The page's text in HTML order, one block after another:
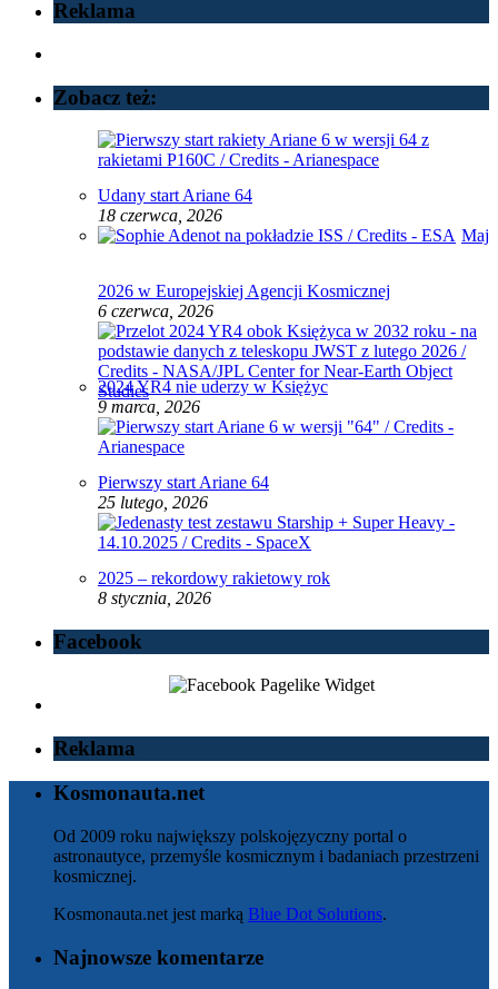
Reklama
Zobacz też:
Udany start Ariane 64
18 czerwca, 2026
Maj
2026 w Europejskiej Agencji Kosmicznej
6 czerwca, 2026
2024 YR4 nie uderzy w Księżyc
9 marca, 2026
Pierwszy start Ariane 64
25 lutego, 2026
2025 – rekordowy rakietowy rok
8 stycznia, 2026
Facebook
Reklama
Kosmonauta.net
Od 2009 roku największy polskojęzyczny portal o
astronautyce, przemyśle kosmicznym i badaniach przestrzeni
kosmicznej.
Kosmonauta.net jest marką Blue Dot Solutions.
Najnowsze komentarze